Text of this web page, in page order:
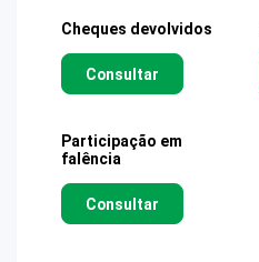
Cheques devolvidos
Consultar
Participação em
falência
Consultar